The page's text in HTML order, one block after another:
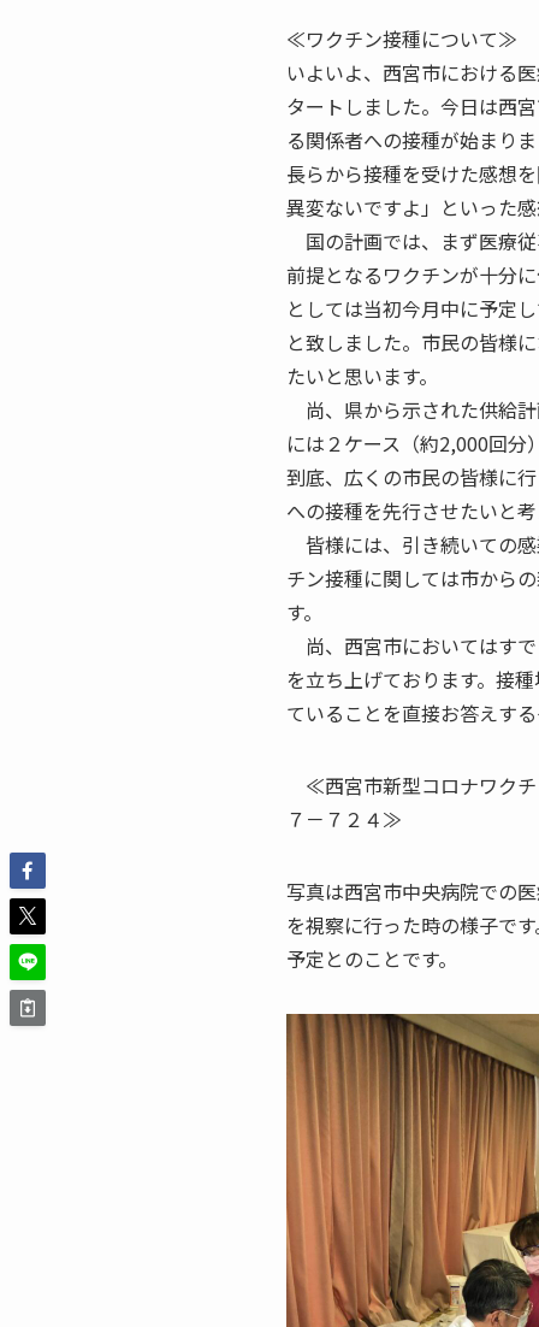
≪ワクチン接種について≫
いよいよ、西宮市における
タートしました。今日は西
る関係者への接種が始まり
長らから接種を受けた感想
異変ないですよ」といった
国の計画では、まず医療
前提となるワクチンが十分
としては当初今月中に予定
と致しました。市民の皆様
たいと思います。
尚、県から示された供給
には２ケース（約2,000回
到底、広くの市民の皆様に
への接種を先行させたいと
皆様には、引き続いての
チン接種に関しては市から
す。
尚、西宮市においてはす
を立ち上げております。接
ていることを直接お答えす
≪西宮市新型コロナワク
７－７２４≫
写真は西宮市中央病院での
を視察に行った時の様子で
予定とのことです。